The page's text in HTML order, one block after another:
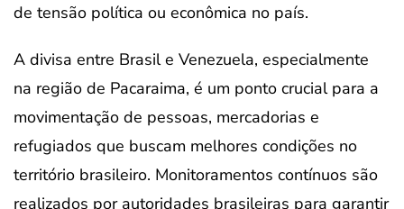
de tensão política ou econômica no país.
A divisa entre Brasil e Venezuela, especialmente
na região de Pacaraima, é um ponto crucial para a
movimentação de pessoas, mercadorias e
refugiados que buscam melhores condições no
território brasileiro. Monitoramentos contínuos são
realizados por autoridades brasileiras para garantir